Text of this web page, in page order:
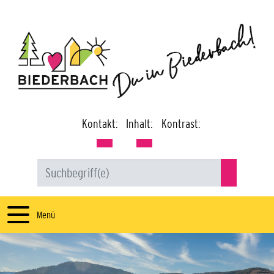
Kontakt: Inhalt: Kontrast:
Menü